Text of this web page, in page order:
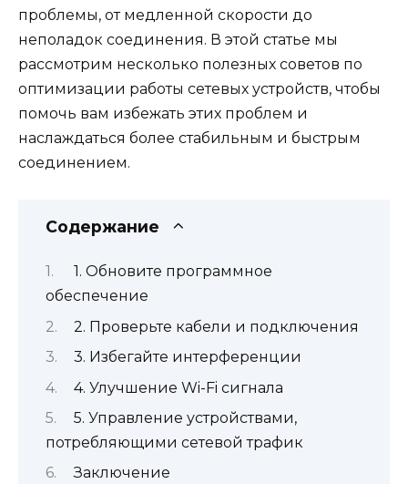
проблемы, от медленной скорости до
неполадок соединения. В этой статье мы
рассмотрим несколько полезных советов по
оптимизации работы сетевых устройств, чтобы
помочь вам избежать этих проблем и
наслаждаться более стабильным и быстрым
соединением.
Содержание
1. Обновите программное
обеспечение
2. Проверьте кабели и подключения
3. Избегайте интерференции
4. Улучшение Wi-Fi сигнала
5. Управление устройствами,
потребляющими сетевой трафик
Заключение